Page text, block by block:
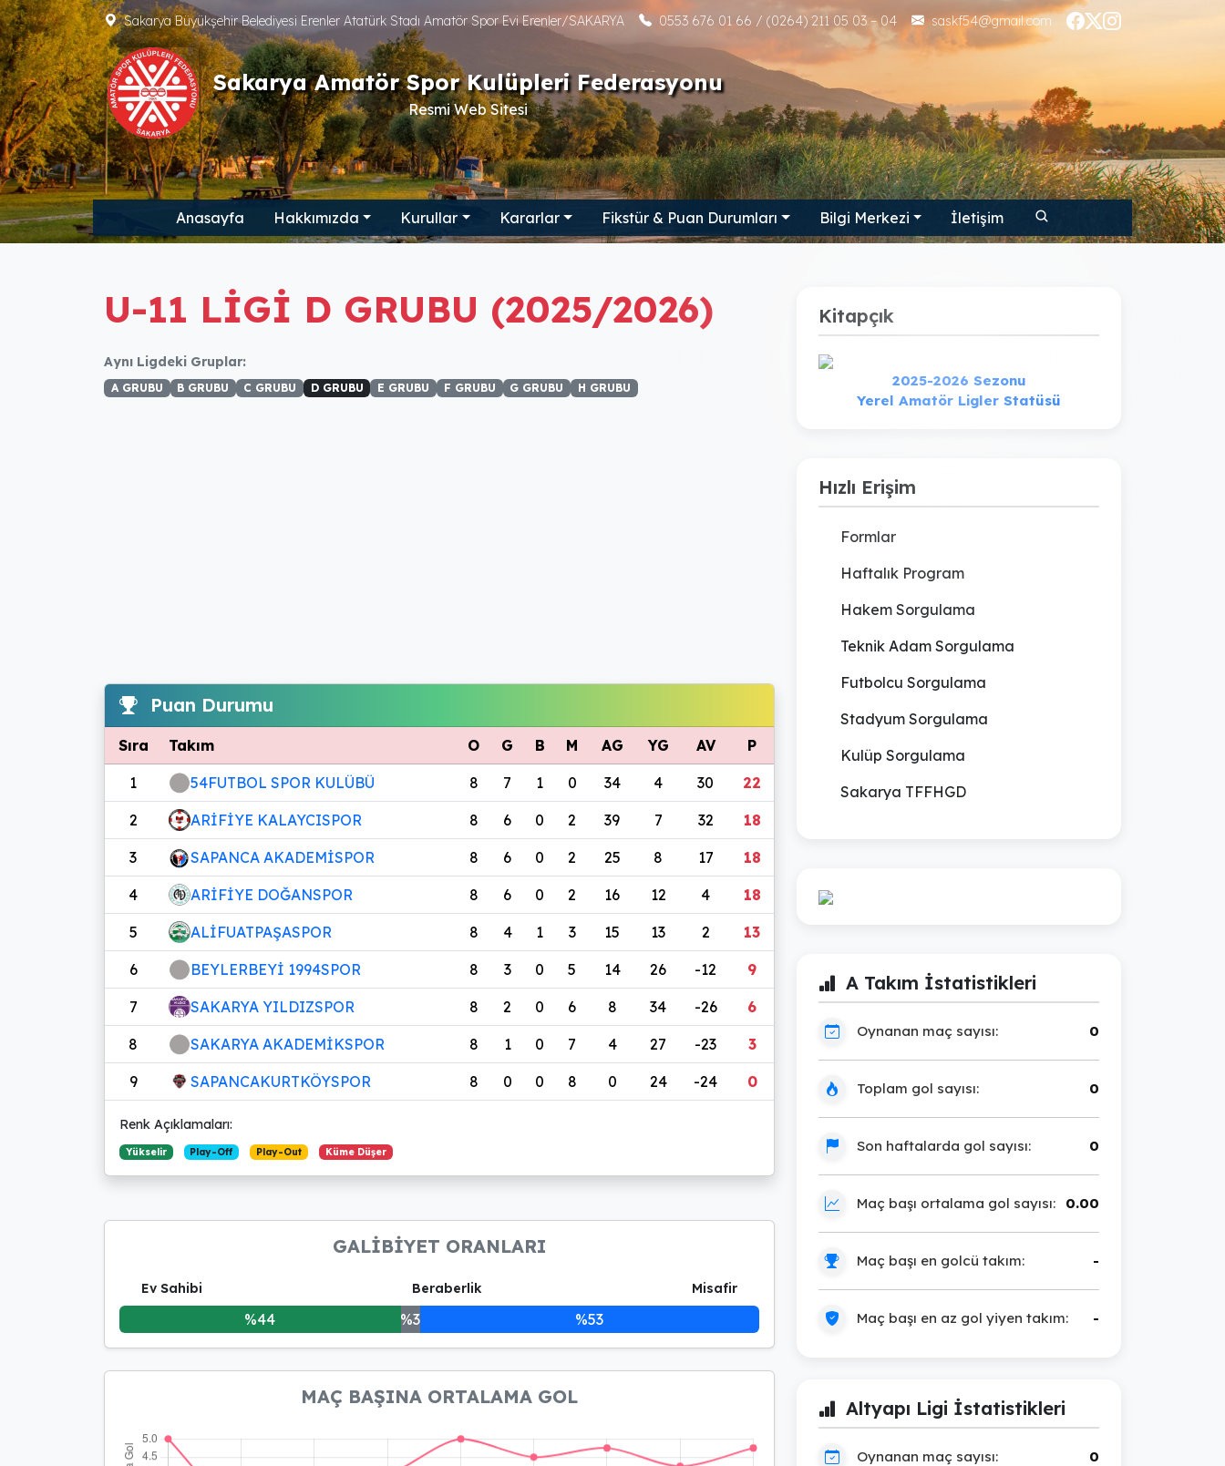
Sakarya Büyükşehir Belediyesi Erenler Atatürk Stadı Amatör Spor Evi Erenler/SAKARYA 0553 676 01 66 / (0264) 211 05 03 – 04 saskf54@gmail.com
Sakarya Amatör Spor Kulüpleri Federasyonu
Resmi Web Sitesi
Anasayfa Hakkımızda Kurullar Kararlar Fikstür & Puan Durumları Bilgi Merkezi İletişim
U-11 LİGİ D GRUBU (2025/2026)
Aynı Ligdeki Gruplar:
A GRUBU B GRUBU C GRUBU D GRUBU E GRUBU F GRUBU G GRUBU H GRUBU
Puan Durumu
Sıra Takım O G B M AG YG AV P
1 54FUTBOL SPOR KULÜBÜ 8 7 1 0 34 4 30 22
2 ARİFİYE KALAYCISPOR 8 6 0 2 39 7 32 18
3 SAPANCA AKADEMİSPOR 8 6 0 2 25 8 17 18
4 ARİFİYE DOĞANSPOR 8 6 0 2 16 12 4 18
5 ALİFUATPAŞASPOR 8 4 1 3 15 13 2 13
6 BEYLERBEYİ 1994SPOR 8 3 0 5 14 26 -12 9
7 SAKARYA YILDIZSPOR 8 2 0 6 8 34 -26 6
8 SAKARYA AKADEMİKSPOR 8 1 0 7 4 27 -23 3
9 SAPANCAKURTKÖYSPOR 8 0 0 8 0 24 -24 0
Renk Açıklamaları:
Yükselir Play-Off Play-Out Küme Düşer
GALİBİYET ORANLARI
Ev Sahibi Beraberlik Misafir
%44 %3 %53
MAÇ BAŞINA ORTALAMA GOL
Kitapçık
2025-2026 Sezonu
Yerel Amatör Ligler Statüsü
Hızlı Erişim
Formlar
Haftalık Program
Hakem Sorgulama
Teknik Adam Sorgulama
Futbolcu Sorgulama
Stadyum Sorgulama
Kulüp Sorgulama
Sakarya TFFHGD
A Takım İstatistikleri
Oynanan maç sayısı: 0
Toplam gol sayısı: 0
Son haftalarda gol sayısı: 0
Maç başı ortalama gol sayısı: 0.00
Maç başı en golcü takım: -
Maç başı en az gol yiyen takım: -
Altyapı Ligi İstatistikleri
Oynanan maç sayısı: 0